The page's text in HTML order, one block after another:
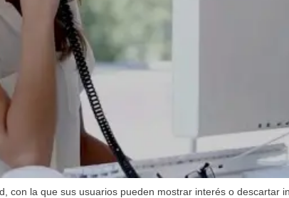
con la que sus usuarios pueden mostrar interés o descartar